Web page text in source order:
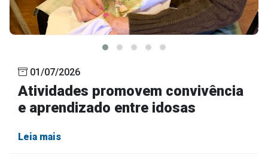
01/07/2026
Atividades promovem convivência
e aprendizado entre idosas
Leia mais